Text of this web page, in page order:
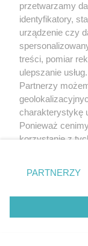
przetwarzamy
identyfikatory,
urządzenie czy
treści, pomiar
ulepszanie
Partnerzy
charakterystykę
Ponieważ
korzystanie z
zmienić/
znajdujący się
rodzaje
użytkownika,
przetwarzaniu.
PARTNERZY